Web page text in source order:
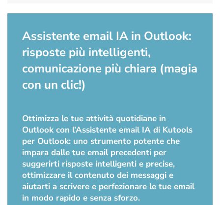
Assistente email IA in Outlook:
risposte più intelligenti,
comunicazione più chiara (magia
con un clic!)
Ottimizza le tue attività quotidiane in
Outlook con l’Assistente email IA di Kutools
per Outlook: uno strumento potente che
impara dalle tue email precedenti per
suggerirti risposte intelligenti e precise,
ottimizzare il contenuto dei messaggi e
aiutarti a scrivere e perfezionare le tue email
in modo rapido e senza sforzo.